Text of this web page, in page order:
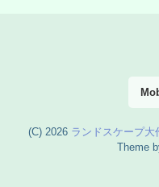
(C) 2026 ランドスケープ大
Theme